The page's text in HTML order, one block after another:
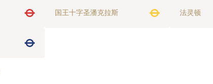
国王十字圣潘克拉斯 法灵顿